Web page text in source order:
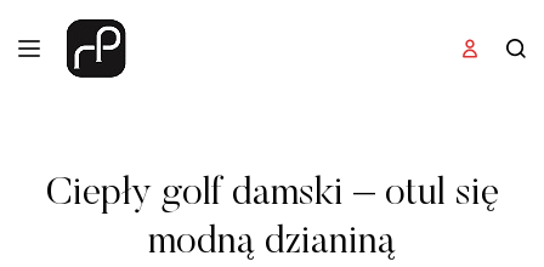
Ciepły golf damski – otul się
modną dzianiną